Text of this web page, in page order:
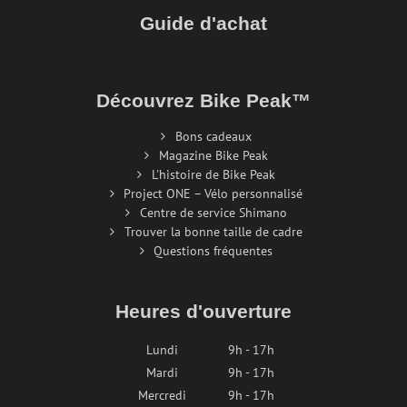
Guide d'achat
Découvrez Bike Peak™
Bons cadeaux
Magazine Bike Peak
L'histoire de Bike Peak
Project ONE – Vélo personnalisé
Centre de service Shimano
Trouver la bonne taille de cadre
Questions fréquentes
Heures d'ouverture
Lundi
9h - 17h
Mardi
9h - 17h
Mercredi
9h - 17h